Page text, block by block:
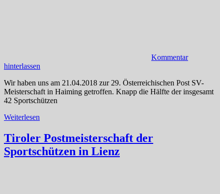
Kommentar
hinterlassen
Wir haben uns am 21.04.2018 zur 29. Österreichischen Post SV-
Meisterschaft in Haiming getroffen. Knapp die Hälfte der insgesamt
42 Sportschützen
Weiterlesen
Tiroler Postmeisterschaft der
Sportschützen in Lienz